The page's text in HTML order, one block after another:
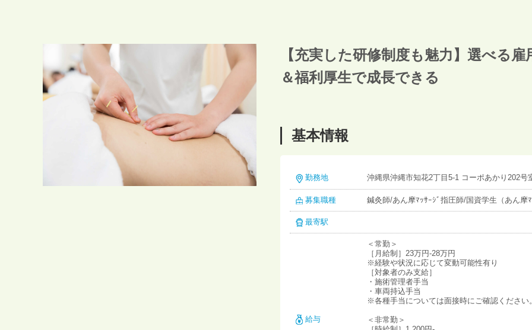
【充実した研修制度も魅力】選べる
＆福利厚生で成長できる
基本情報
勤務地 沖縄県沖縄市知花2丁目5-1 コーポあかり202号
募集職種 鍼灸師/あん摩ﾏｯｻｰｼﾞ指圧師/国資学生（あん摩ﾏ
最寄駅
給与
＜常勤＞
［月給制］23万円-28万円
※経験や状況に応じて変動可能性有り
［対象者のみ支給］
・施術管理者手当
・車両持込手当
※各種手当については面接時にご確認ください。
＜非常勤＞